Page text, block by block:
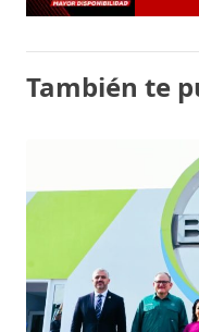
También te